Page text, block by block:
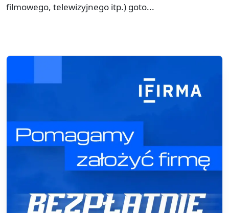
filmowego, telewizyjnego itp.) goto...